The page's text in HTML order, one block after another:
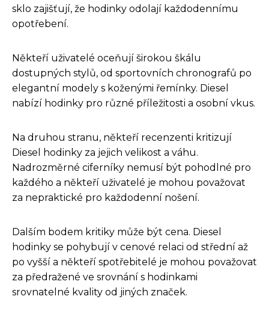
sklo zajišťují, že hodinky odolají každodennímu
opotřebení.
Někteří uživatelé oceňují širokou škálu
dostupných stylů, od sportovních chronografů po
elegantní modely s koženými řemínky. Diesel
nabízí hodinky pro různé příležitosti a osobní vkus.
Na druhou stranu, někteří recenzenti kritizují
Diesel hodinky za jejich velikost a váhu.
Nadrozměrné ciferníky nemusí být pohodlné pro
každého a někteří uživatelé je mohou považovat
za nepraktické pro každodenní nošení.
Dalším bodem kritiky může být cena. Diesel
hodinky se pohybují v cenové relaci od střední až
po vyšší a někteří spotřebitelé je mohou považovat
za předražené ve srovnání s hodinkami
srovnatelné kvality od jiných značek.